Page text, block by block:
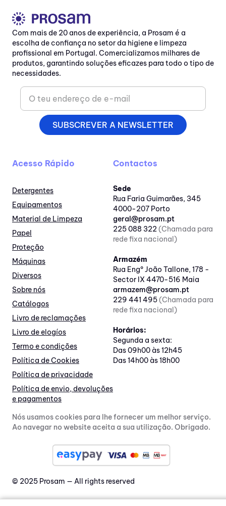
Com mais de 20 anos de experiência, a Prosam é a
escolha de confiança no setor da higiene e limpeza
profissional em Portugal. Comercializamos milhares de
produtos, garantindo soluções eficazes para todo o tipo de
necessidades.
SUBSCREVER A NEWSLETTER
Acesso Rápido
Detergentes
Equipamentos
Material de Limpeza
Papel
Proteção
Máquinas
Diversos
Sobre nós
Catálogos
Livro de reclamações
Livro de elogíos
Termo e condições
Política de Cookies
Política de privacidade
Política de envio, devoluções
e pagamentos
Contactos
Sede
Rua Faria Guimarães, 345
4000-207 Porto
geral@prosam.pt
225 088 322(Chamada para
rede fixa nacional)
Armazém
Rua Engº João Tallone, 178 -
Sector IX 4470-516 Maia
armazem@prosam.pt
229 441 495(Chamada para
rede fixa nacional)
Horários:
Segunda a sexta:
Das 09h00 às 12h45
Das 14h00 às 18h00
Nós usamos cookies para lhe fornecer um melhor serviço.
Ao navegar no website aceita a sua utilização. Obrigado.
© 2025 Prosam — All rights reserved